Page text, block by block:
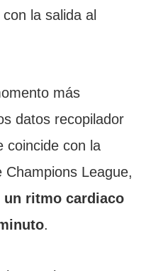
la salida al
más
datos recopilador
coincide con la
League,
un ritmo cardiaco
.